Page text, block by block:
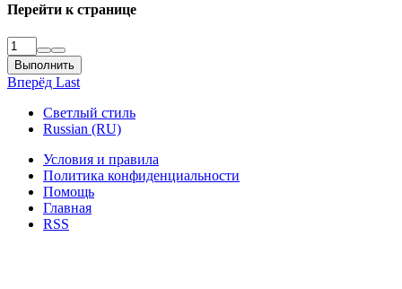
Перейти к странице
Выполнить
Вперёд Last
Светлый стиль
Russian (RU)
Условия и правила
Политика конфиденциальности
Помощь
Главная
RSS